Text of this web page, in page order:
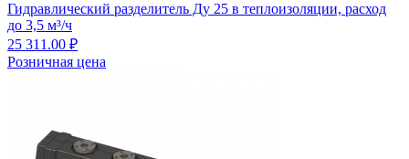
Гидравлический разделитель Ду 25 в теплоизоляции, расход
до 3,5 м³/ч
25 311.00 ₽
Розничная цена